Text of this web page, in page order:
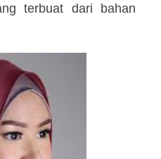
terbuat dari bahan